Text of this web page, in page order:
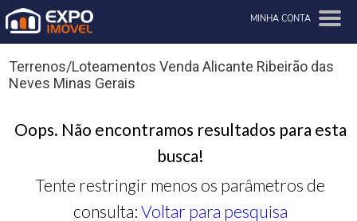
MINHA CONTA
Terrenos/Loteamentos Venda Alicante Ribeirão das
Neves Minas Gerais
Oops. Não encontramos resultados para esta
busca!
Tente restringir menos os parâmetros de
consulta: Voltar para pesquisa